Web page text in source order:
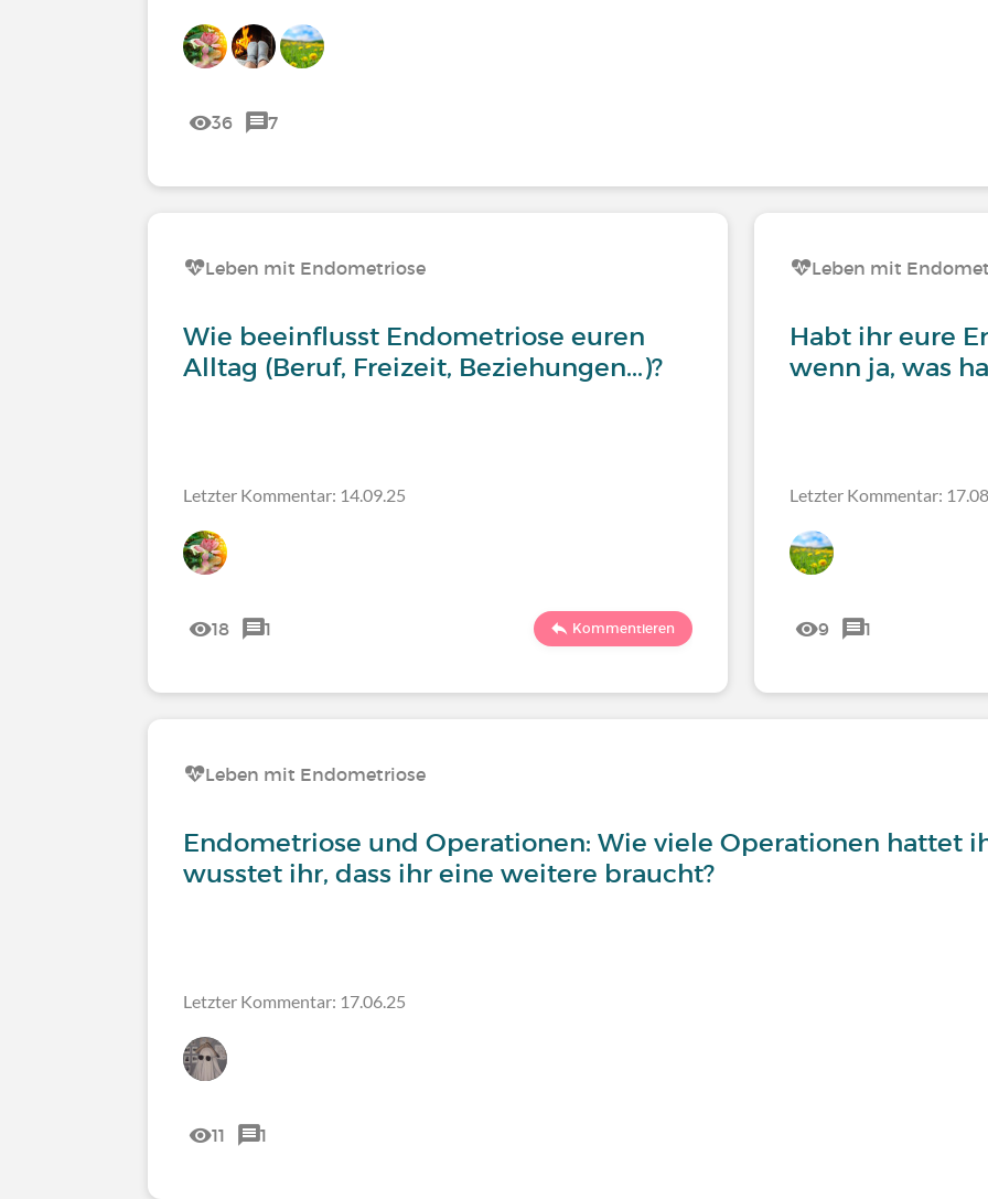
36 7
Leben mit Endometriose
Wie beeinflusst Endometriose euren
Alltag (Beruf, Freizeit, Beziehungen...)?
Letzter Kommentar: 14.09.25
18 1 Kommentieren
Leben mit
Habt ihr eure
wenn ja, was
Letzter Kommentar:
9 1
Leben mit Endometriose
Endometriose und Operationen: Wie viele Operationen hattet
wusstet ihr, dass ihr eine weitere braucht?
Letzter Kommentar: 17.06.25
11 1